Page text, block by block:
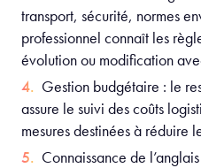
transport, sécurité, normes
professionnel connaît les
évolution ou modification
Gestion budgétaire : le
assure le suivi des coûts
mesures destinées à réduire
Connaissance de